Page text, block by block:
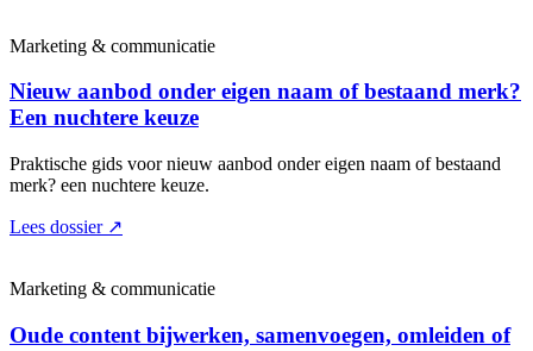
Marketing & communicatie
Nieuw aanbod onder eigen naam of bestaand merk?
Een nuchtere keuze
Praktische gids voor nieuw aanbod onder eigen naam of bestaand
merk? een nuchtere keuze.
Lees dossier ↗
Marketing & communicatie
Oude content bijwerken, samenvoegen, omleiden of